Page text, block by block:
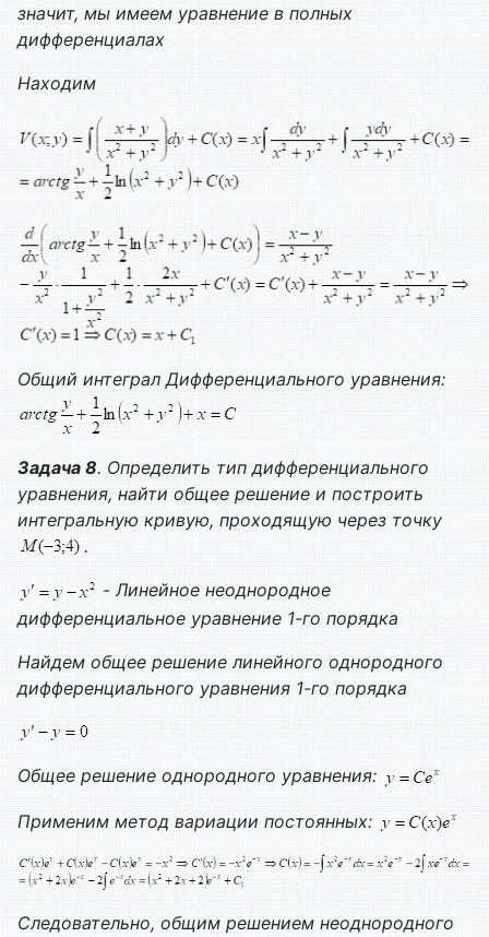
значит, мы имеем уравнение в полных
дифференциалах
Находим
Общий интегралДифференциального уравнения:
Задача 8. Определить тип дифференциального
уравнения, найти общее решение и построить
интегральную кривую, проходящую через точку
.
-Линейное неоднородное
дифференциальное уравнение 1-го порядка
Найдем общее решение линейного однородного
дифференциального уравнения 1-го порядка
Общее решение однородного уравнения:
Применим метод вариации постоянных:
Следовательно, общим решением неоднородного